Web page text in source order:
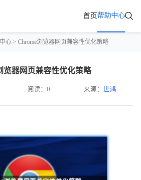
首页帮助中心
心 > Chrome浏览器网页兼容性优化策略
览器网页兼容性优化策略
阅读：0 来源：世鸿